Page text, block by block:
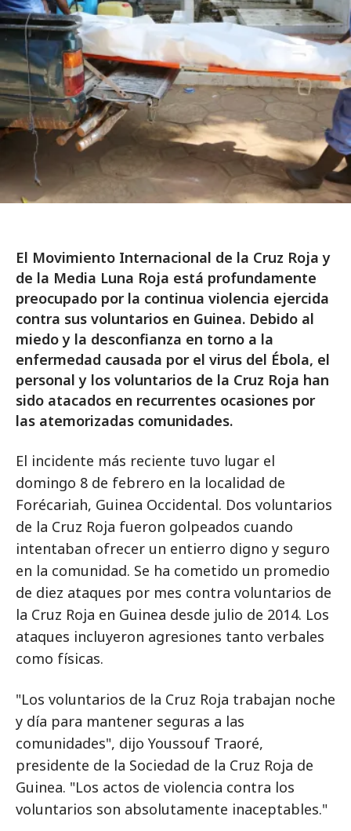
El Movimiento Internacional de la Cruz Roja y
de la Media Luna Roja está profundamente
preocupado por la continua violencia ejercida
contra sus voluntarios en Guinea. Debido al
miedo y la desconfianza en torno a la
enfermedad causada por el virus del Ébola, el
personal y los voluntarios de la Cruz Roja han
sido atacados en recurrentes ocasiones por
las atemorizadas comunidades.
El incidente más reciente tuvo lugar el
domingo 8 de febrero en la localidad de
Forécariah, Guinea Occidental. Dos voluntarios
de la Cruz Roja fueron golpeados cuando
intentaban ofrecer un entierro digno y seguro
en la comunidad. Se ha cometido un promedio
de diez ataques por mes contra voluntarios de
la Cruz Roja en Guinea desde julio de 2014. Los
ataques incluyeron agresiones tanto verbales
como físicas.
"Los voluntarios de la Cruz Roja trabajan noche
y día para mantener seguras a las
comunidades", dijo Youssouf Traoré,
presidente de la Sociedad de la Cruz Roja de
Guinea. "Los actos de violencia contra los
voluntarios son absolutamente inaceptables."